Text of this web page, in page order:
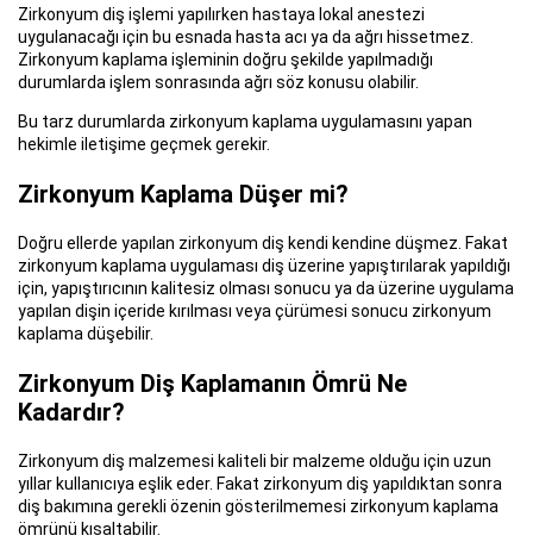
Zirkonyum diş işlemi yapılırken hastaya lokal anestezi
uygulanacağı için bu esnada hasta acı ya da ağrı hissetmez.
Zirkonyum kaplama işleminin doğru şekilde yapılmadığı
durumlarda işlem sonrasında ağrı söz konusu olabilir.
Bu tarz durumlarda zirkonyum kaplama uygulamasını yapan
hekimle iletişime geçmek gerekir.
Zirkonyum Kaplama Düşer mi?
Doğru ellerde yapılan zirkonyum diş kendi kendine düşmez. Fakat
zirkonyum kaplama uygulaması diş üzerine yapıştırılarak yapıldığı
için, yapıştırıcının kalitesiz olması sonucu ya da üzerine uygulama
yapılan dişin içeride kırılması veya çürümesi sonucu zirkonyum
kaplama düşebilir.
Zirkonyum Diş Kaplamanın Ömrü Ne
Kadardır?
Zirkonyum diş malzemesi kaliteli bir malzeme olduğu için uzun
yıllar kullanıcıya eşlik eder. Fakat zirkonyum diş yapıldıktan sonra
diş bakımına gerekli özenin gösterilmemesi zirkonyum kaplama
ömrünü kısaltabilir.